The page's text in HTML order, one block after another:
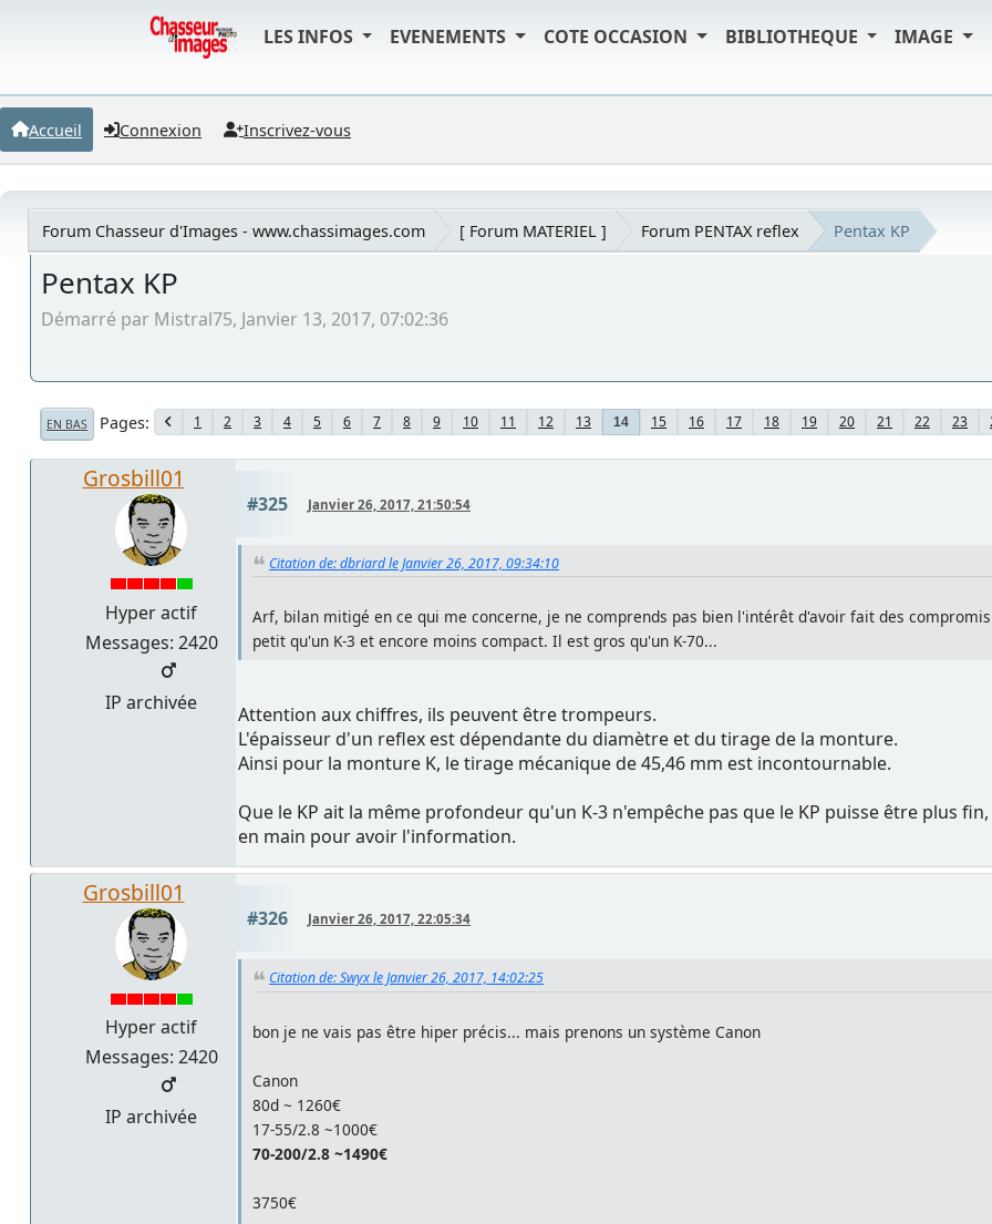
LES INFOS EVENEMENTS COTE OCCASION BIBLIOTHEQUE IMAGE
Accueil Connexion Inscrivez-vous
Forum Chasseur d'Images - www.chassimages.com [ Forum MATERIEL ] Forum PENTAX reflex Pentax KP
Pentax KP
Démarré par Mistral75, Janvier 13, 2017, 07:02:36
EN BAS Pages 1 2 3 4 5 6 7 8 9 10 11 12 13 14 15 16 17 18 19 20 21 22 23
Grosbill01
Hyper actif
Messages: 2420
IP archivée
#325 Janvier 26, 2017, 21:50:54
Citation de: dbriard le Janvier 26, 2017, 09:34:10
Arf, bilan mitigé en ce qui me concerne, je ne comprends pas bien l'intérêt d'avoir fait des
petit qu'un K-3 et encore moins compact. Il est gros qu'un K-70...
Attention aux chiffres, ils peuvent être trompeurs.
L'épaisseur d'un reflex est dépendante du diamètre et du tirage de la monture.
Ainsi pour la monture K, le tirage mécanique de 45,46 mm est incontournable.
Que le KP ait la même profondeur qu'un K-3 n'empêche pas que le KP puisse être plus
en main pour avoir l'information.
Grosbill01
Hyper actif
Messages: 2420
IP archivée
#326 Janvier 26, 2017, 22:05:34
Citation de: Swyx le Janvier 26, 2017, 14:02:25
bon je ne vais pas être hiper précis... mais prenons un système Canon
Canon
80d ~ 1260€
17-55/2.8 ~1000€
70-200/2.8 ~1490€
3750€